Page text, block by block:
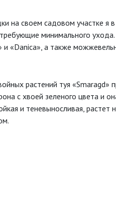
на своем садовом участке я
минимального
и «Danica», а также
растений туя «Smaragd»
с хвоей зеленого цвета и
и теневыносливая,